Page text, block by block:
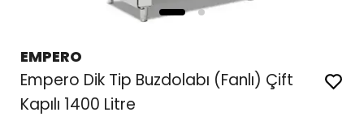
EMPERO
Empero Dik Tip Buzdolabı (Fanlı) Çift
Kapılı 1400 Litre